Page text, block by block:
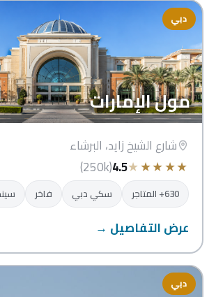
دبي
مول الإمارات
شارع الشيخ زايد، البرشاء
★
★
★
★
★
4.5
(250k)
630+ المتاجر سكي دبي فاخر
عرض التفاصيل →
دبي